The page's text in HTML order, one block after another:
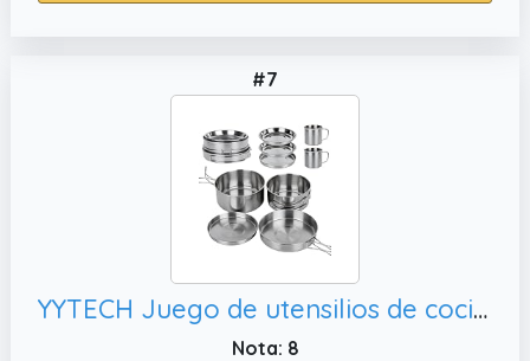
#7
YYTECH Juego de utensilios de cocina para camping, juego de ollas apilables
Nota: 8